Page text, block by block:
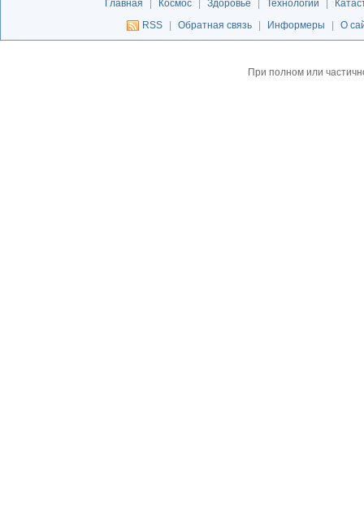
Главная Космос Здоровье Технологии
RSS
Обратная связь Информеры О
При полном или